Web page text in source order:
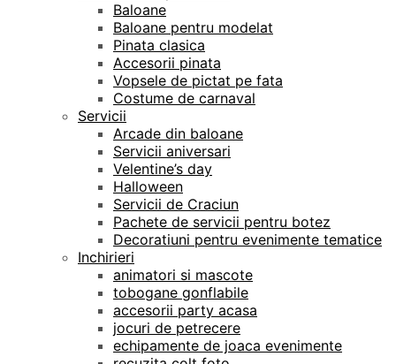
Baloane
Baloane pentru modelat
Pinata clasica
Accesorii pinata
Vopsele de pictat pe fata
Costume de carnaval
Servicii
Arcade din baloane
Servicii aniversari
Velentine’s day
Halloween
Servicii de Craciun
Pachete de servicii pentru botez
Decoratiuni pentru evenimente tematice
Inchirieri
animatori si mascote
tobogane gonflabile
accesorii party acasa
jocuri de petrecere
echipamente de joaca evenimente